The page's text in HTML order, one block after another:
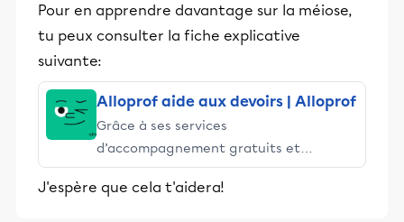
Pour en apprendre davantage sur la méiose,
tu peux consulter la fiche explicative
suivante:
Alloprof aide aux devoirs | Alloprof
Grâce à ses services
d’accompagnement gratuits et
stimulants, Alloprof engage les élèves
et leurs parents dans la réussite
J'espère que cela t'aidera!